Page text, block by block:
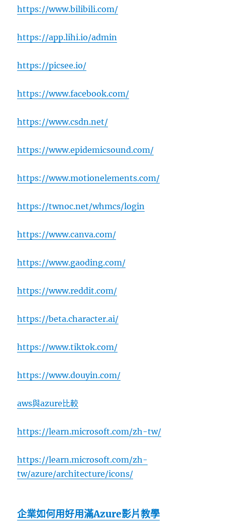
https://www.bilibili.com/
https://app.lihi.io/admin
https://picsee.io/
https://www.facebook.com/
https://www.csdn.net/
https://www.epidemicsound.com/
https://www.motionelements.com/
https://twnoc.net/whmcs/login
https://www.canva.com/
https://www.gaoding.com/
https://www.reddit.com/
https://beta.character.ai/
https://www.tiktok.com/
https://www.douyin.com/
aws與azure比較
https://learn.microsoft.com/zh-tw/
https://learn.microsoft.com/zh-
tw/azure/architecture/icons/
企業如何用好用滿Azure影片教學